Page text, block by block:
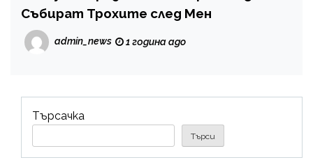
Събират Трохите след Мен
admin_news 1 година ago
Търсачка
Търси